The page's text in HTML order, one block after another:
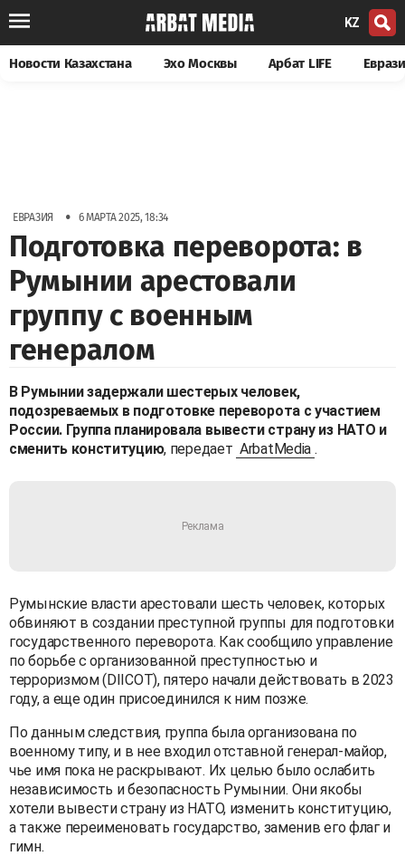
KZ
Новости Казахстана Эхо Москвы Арбат LIFE
ЕВРАЗИЯ • 6 МАРТА 2025, 18:34
Подготовка переворота: в
Румынии арестовали
группу с военным
генералом
В Румынии задержали шестерых человек,
подозреваемых в подготовке переворота с участием
России. Группа планировала вывести страну из НАТО и
сменить конституцию, передает ArbatMedia .
Румынские власти арестовали шесть человек, которых
обвиняют в создании преступной группы для подготовки
государственного переворота. Как сообщило управление
по борьбе с организованной преступностью и
терроризмом (DIICOT), пятеро начали действовать в 2023
году, а еще один присоединился к ним позже.
По данным следствия, группа была организована по
военному типу, и в нее входил отставной генерал-майор,
чье имя пока не раскрывают. Их целью было ослабить
независимость и безопасность Румынии. Они якобы
хотели вывести страну из НАТО, изменить конституцию,
а также переименовать государство, заменив его флаг и
гимн.